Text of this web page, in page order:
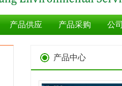
产品供应 产品采购 公
产品中心